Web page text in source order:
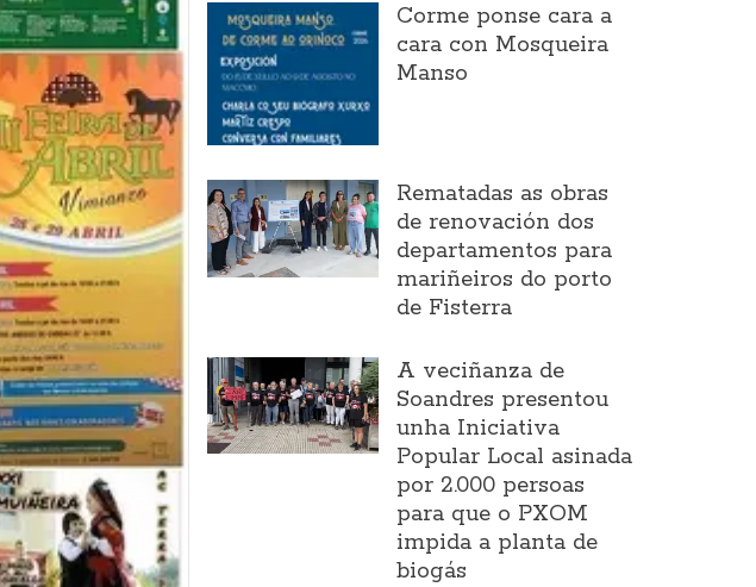
Corme ponse cara a
cara con Mosqueira
Manso
Rematadas as obras
de renovación dos
departamentos para
mariñeiros do porto
de Fisterra
A veciñanza de
Soandres presentou
unha Iniciativa
Popular Local asinada
por 2.000 persoas
para que o PXOM
impida a planta de
biogás